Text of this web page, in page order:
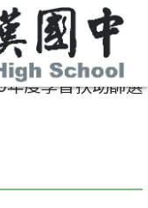
年度學習扶助篩選